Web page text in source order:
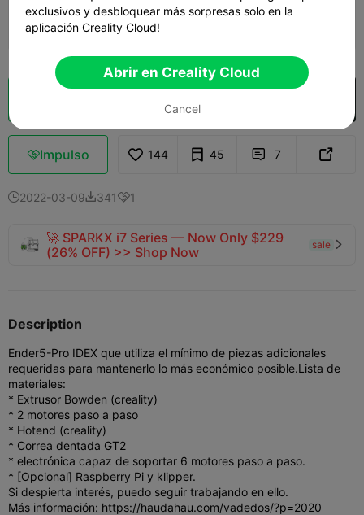
relleno
 01h 46m
Impulso 144 45  7 
2022-03-093411
🚀 SPARKX i7 Series — Now Only $229
(26% OFF) >> Shop Now
sale 
Description
Ender5-Pro IDEX que utiliza el mínimo de piezas adicionales
requeridas para mantenerlo lo más económico posible.Lista de
materiales:
* Extrusor Bowden (creality)
* 2 motores paso a paso
* Hotend (creality)
* Correa dentada GT2
* electrónica capaz de soportar 6 motores paso a paso.
* [Opcional] Raspberry Pi y klipper.
Si despierta interés, puedo seguir trabajando en ello.
Más información: https://haudahau.com/vadedos/?p=2020
exclusivos y desbloquear más sorpresas solo en la
aplicación Creality Cloud!
Abrir en Creality Cloud
Cancel